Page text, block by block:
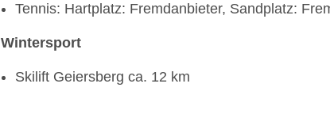
Tennis: Hartplatz: Fremdanbieter, Sandplatz:
Wintersport
Skilift Geiersberg ca. 12 km